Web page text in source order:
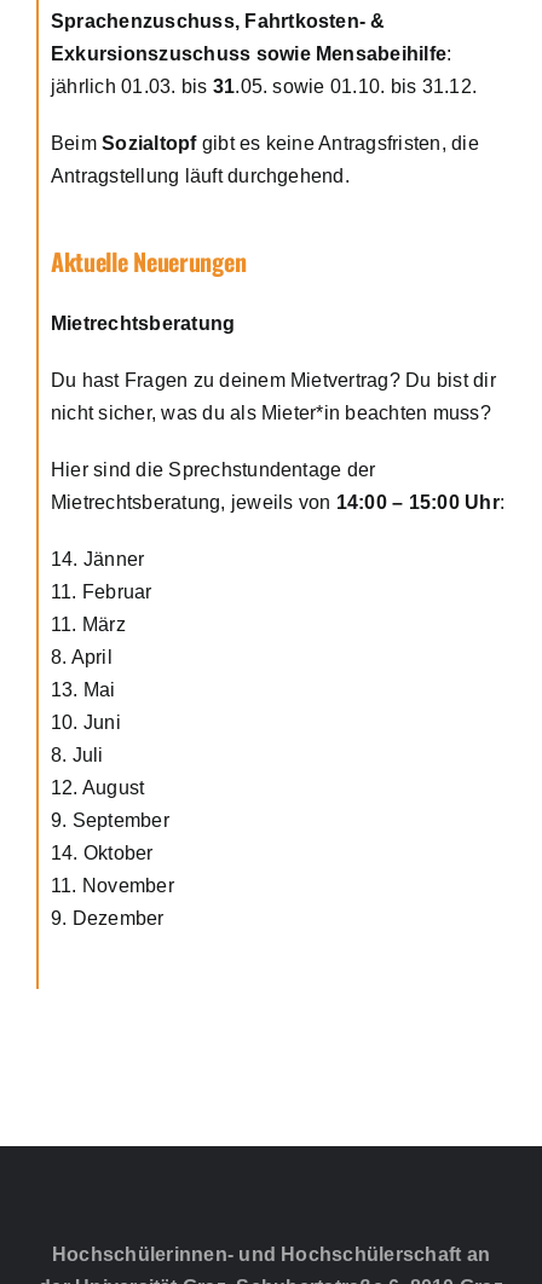
Sprachenzuschuss, Fahrtkosten- &
Exkursionszuschuss sowie Mensabeihilfe:
jährlich 01.03. bis 31.05. sowie 01.10. bis 31.12.
BeimSozialtopfgibt es keine Antragsfristen, die
Antragstellung läuft durchgehend.
Aktuelle Neuerungen
Mietrechtsberatung
Du hast Fragen zu deinem Mietvertrag? Du bist dir
nicht sicher, was du als Mieter*in beachten muss?
Hier sind die Sprechstundentage der
Mietrechtsberatung, jeweils von 14:00 – 15:00 Uhr:
14. Jänner
11. Februar
11. März
8. April
13. Mai
10. Juni
8. Juli
12. August
9. September
14. Oktober
11. November
9. Dezember
Hochschülerinnen- und Hochschülerschaft an